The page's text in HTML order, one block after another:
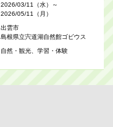
2026/03/11（水）～
2026/05/11（月）
出雲市
島根県立宍道湖自然館ゴビウス
自然・観光 学習・体験